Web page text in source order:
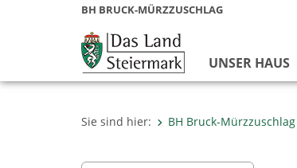
BH BRUCK-MÜRZZUSCHLAG
UNSER HAUS
Sie sind hier: BH Bruck-Mürzzuschlag